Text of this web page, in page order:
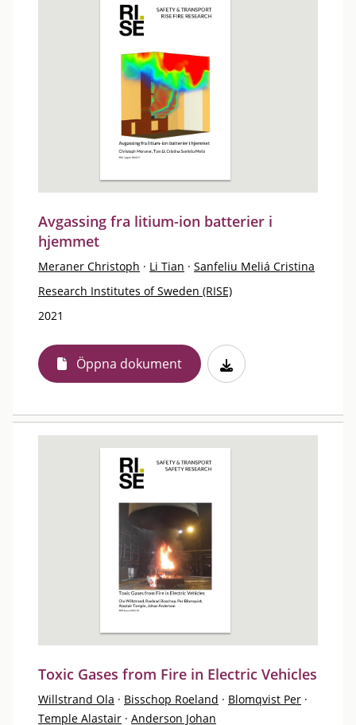
Avgassing fra litium-ion batterier i
hjemmet
Meraner Christoph · Li Tian · Sanfeliu Meliá Cristina
Research Institutes of Sweden (RISE)
2021
Öppna dokument
Toxic Gases from Fire in Electric Vehicles
Willstrand Ola · Bisschop Roeland · Blomqvist Per ·
Temple Alastair · Anderson Johan